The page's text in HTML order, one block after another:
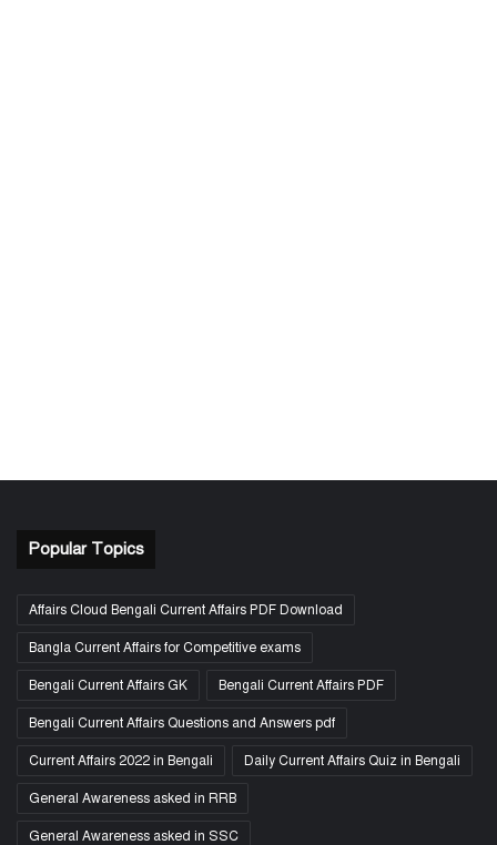
Popular Topics
Affairs Cloud Bengali Current Affairs PDF Download
Bangla Current Affairs for Competitive exams
Bengali Current Affairs GK Bengali Current Affairs PDF
Bengali Current Affairs Questions and Answers pdf
Current Affairs 2022 in Bengali Daily Current Affairs Quiz in Bengali
General Awareness asked in RRB
General Awareness asked in SSC